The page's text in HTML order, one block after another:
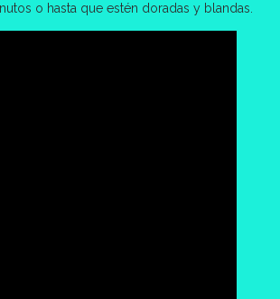
o hasta que estén doradas y blandas.